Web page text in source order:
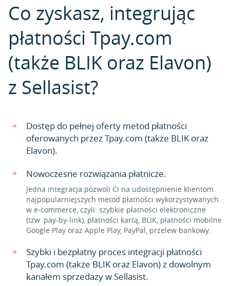
Co zyskasz, integrując
płatności Tpay.com
(także BLIK oraz Elavon)
z Sellasist?
Dostęp do pełnej oferty metod płatności
oferowanych przez Tpay.com (także BLIK oraz
Elavon).
Nowoczesne rozwiązania płatnicze.
Jedna integracja pozwoli Ci na udostępnienie klientom
najpopularniejszych metod płatności wykorzystywanych
w e-commerce, czyli: szybkie płatności elektroniczne
(tzw. pay-by-link), płatności kartą, BLIK, płatności mobilne
Google Play oraz Apple Play, PayPal, przelew bankowy.
Szybki i bezpłatny proces integracji płatności
Tpay.com (także BLIK oraz Elavon) z dowolnym
kanałem sprzedaży w Sellasist.